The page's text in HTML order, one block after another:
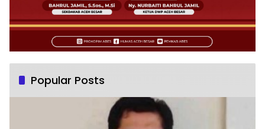
Popular Posts